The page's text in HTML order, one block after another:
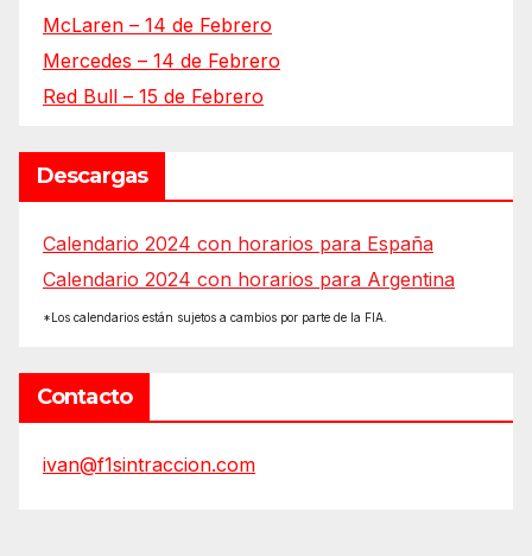
McLaren – 14 de Febrero
Mercedes – 14 de Febrero
Red Bull – 15 de Febrero
Descargas
Calendario 2024 con horarios para España
Calendario 2024 con horarios para Argentina
*Los calendarios están sujetos a cambios por parte de la FIA.
Contacto
ivan@f1sintraccion.com